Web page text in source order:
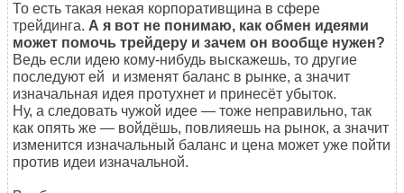
То есть такая некая корпоративщина в сфере
трейдинга. А я вот не понимаю, как обмен идеями
может помочь трейдеру и зачем он вообще нужен?
Ведь если идею кому-нибудь выскажешь, то другие
последуют ей и изменят баланс в рынке, а значит
изначальная идея протухнет и принесёт убыток.
Ну, а следовать чужой идее — тоже неправильно, так
как опять же — войдёшь, повлияешь на рынок, а значит
изменится изначальный баланс и цена может уже пойти
против идеи изначальной.